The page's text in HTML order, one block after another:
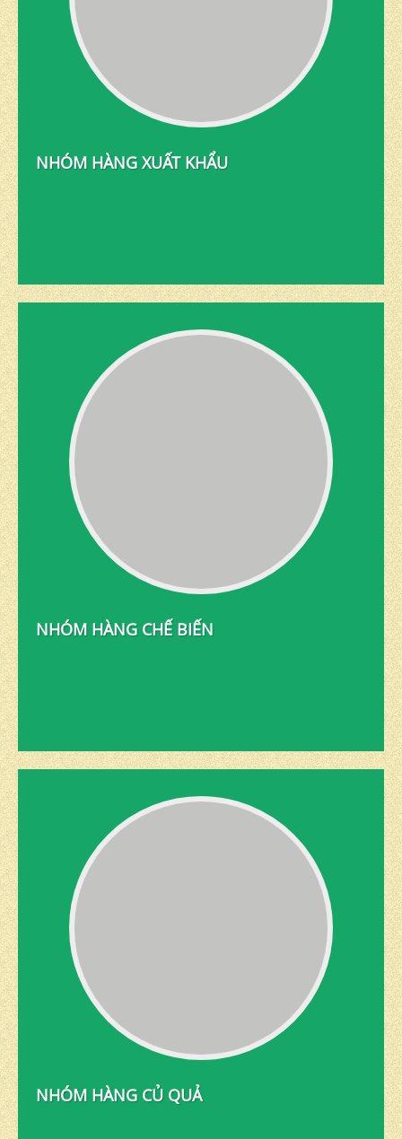
NHÓM HÀNG XUẤT KHẨU
NHÓM HÀNG CHẾ BIẾN
NHÓM HÀNG CỦ QUẢ